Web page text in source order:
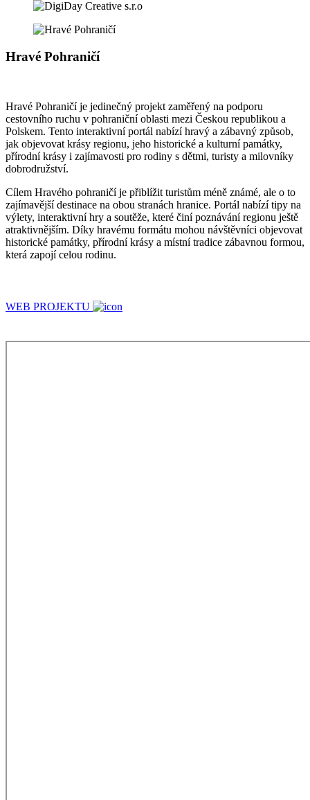
Hravé Pohraničí
Hravé Pohraničí je jedinečný projekt zaměřený na podporu
cestovního ruchu v pohraniční oblasti mezi Českou republikou a
Polskem. Tento interaktivní portál nabízí hravý a zábavný způsob,
jak objevovat krásy regionu, jeho historické a kulturní památky,
přírodní krásy i zajímavosti pro rodiny s dětmi, turisty a milovníky
dobrodružství.
Cílem Hravého pohraničí je přiblížit turistům méně známé, ale o to
zajímavější destinace na obou stranách hranice. Portál nabízí tipy na
výlety, interaktivní hry a soutěže, které činí poznávání regionu ještě
atraktivnějším. Díky hravému formátu mohou návštěvníci objevovat
historické památky, přírodní krásy a místní tradice zábavnou formou,
která zapojí celou rodinu.
WEB PROJEKTU